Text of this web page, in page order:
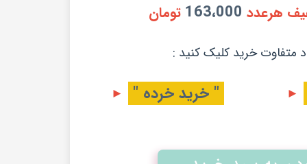
هرعدد 163،000 تومان
متفاوت خرید کلیک کنید :
► " خرید خرده " ►